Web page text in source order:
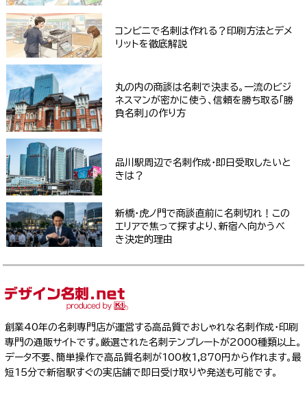
コンビニで名刺は作れる？印刷方法とデメ
リットを徹底解説
丸の内の商談は名刺で決まる。一流のビジ
ネスマンが密かに使う、信頼を勝ち取る「勝
負名刺」の作り方
品川駅周辺で名刺作成・即日受取したいと
きは？
新橋・虎ノ門で商談直前に名刺切れ！この
エリアで焦って探すより、新宿へ向かうべ
き決定的理由
創業40年の名刺専門店が運営する高品質でおしゃれな名刺作成・印刷
専門の通販サイトです。厳選された名刺テンプレートが2000種類以上。
データ不要、簡単操作で高品質名刺が100枚1,870円から作れます。最
短15分で新宿駅すぐの実店舗で即日受け取りや発送も可能です。